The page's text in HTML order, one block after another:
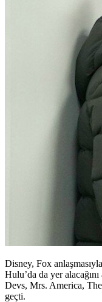
Disney, Fox
Hulu’da da yer
Devs, Mrs. America,
geçti.